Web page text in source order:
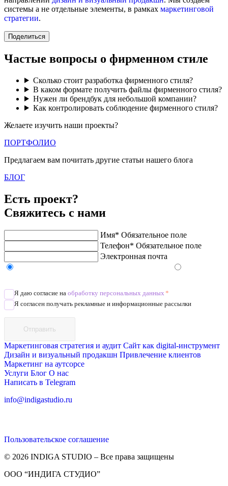
системы а не отдельные элементы, в рамках маркетинговой
стратегии.
Поделиться
Частые вопросы о фирменном стиле
Сколько стоит разработка фирменного стиля?
В каком формате получить файлы фирменного стиля?
Нужен ли брендбук для небольшой компании?
Как контролировать соблюдение фирменного стиля?
Желаете изучить наши проекты?
ПОРТФОЛИО
Предлагаем вам почитать другие статьи нашего блога
БЛОГ
Есть проект?
Свяжитесь с нами
Имя* Обязательное поле
Телефон* Обязательное поле
Электронная почта
Я даю согласие на обработку персональных данных *
Я согласен получать рекламные и информационные рассылки
Отправить
Маркетинговая стратегия и аудит Сайт как digital-инструмент
Дизайн и визуальный продакшн Привлечение клиентов
Маркетинг на аутсорсе
Услуги Блог О нас
Написать в Telegram
info@indigastudio.ru
Пользовательское соглашение
© 2026 INDIGA STUDIO – Все права защищены
ООО “ИНДИГА СТУДИО”